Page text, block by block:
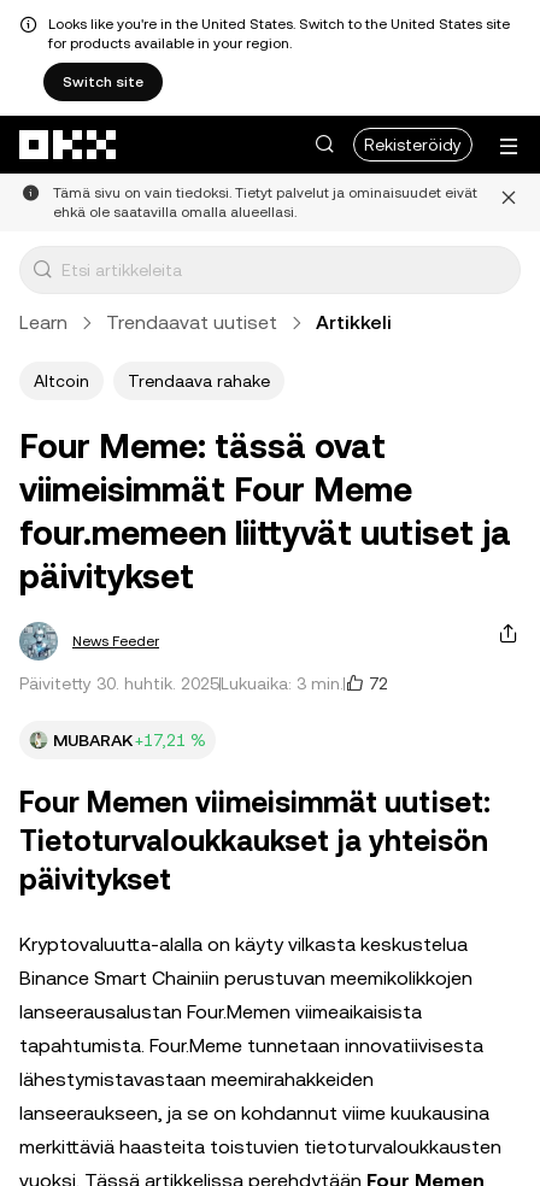
Looks like you're in the United States. Switch to the United States site
for products available in your region.
Switch site
Rekisteröidy
Tämä sivu on vain tiedoksi. Tietyt palvelut ja ominaisuudet eivät
ehkä ole saatavilla omalla alueellasi.
Learn Trendaavat uutiset Artikkeli
Altcoin Trendaava rahake
Four Meme: tässä ovat
viimeisimmät Four Meme
four.memeen liittyvät uutiset ja
päivitykset
News Feeder
Päivitetty 30. huhtik. 2025Lukuaika: 3 min. 72
MUBARAK+17,21 %
Four Memen viimeisimmät uutiset:
Tietoturvaloukkaukset ja yhteisön
päivitykset
Kryptovaluutta-alalla on käyty vilkasta keskustelua
Binance Smart Chainiin perustuvan meemikolikkojen
lanseerausalustan Four.Memen viimeaikaisista
tapahtumista. Four.Meme tunnetaan innovatiivisesta
lähestymistavastaan meemirahakkeiden
lanseeraukseen, ja se on kohdannut viime kuukausina
merkittäviä haasteita toistuvien tietoturvaloukkausten
vuoksi. Tässä artikkelissa perehdytään Four Memen